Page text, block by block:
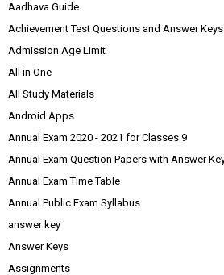
Aadhava Guide
Achievement Test Questions and Answer Keys
Admission Age Limit
All in One
All Study Materials
Android Apps
Annual Exam 2020 - 2021 for Classes 9
Annual Exam Question Papers with Answer
Annual Exam Time Table
Annual Public Exam Syllabus
answer key
Answer Keys
Assignments